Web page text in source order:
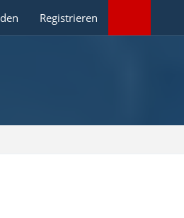
Registrieren